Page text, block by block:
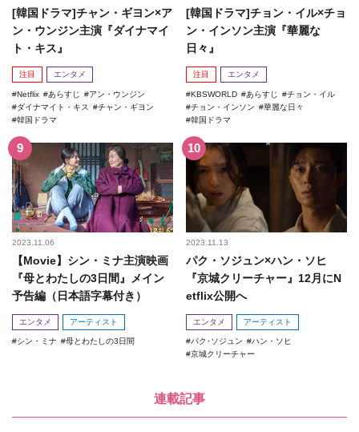
[韓国ドラマ]チャン・ギヨン×ア
ン・ウンジン主演『ダイナマイ
ト・キス』
注目 エンタメ
Netflix あらすじ
アン・ウンジン
ダイナマイト・キス
チャン・ギヨン
韓国ドラマ
[韓国ドラマ]チョン・イル×チョ
ン・インソン主演『華麗な
日々』
注目 エンタメ
KBSWORLD あらすじ
チョン・イル
チョン・インソン
華麗な日々
韓国ドラマ
2023.11.06
【Movie】シン・ミナ主演映画
『母とわたしの3日間』メイン
予告編（日本語字幕付き）
エンタメ アーティスト
シン・ミナ 母とわたしの3日間
2023.11.13
パク・ソジュン×ハン・ソヒ
『京城クリーチャー』12月にN
etflix公開へ
エンタメ アーティスト
パク･ソジュン
ハン・ソヒ
京城クリーチャー
連載記事